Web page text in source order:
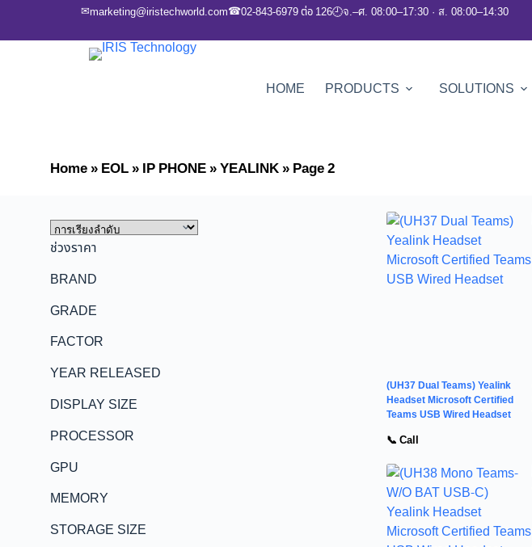
✉marketing@iristechworld.com☎02-843-6979 ต่อ 126🕘จ.–ศ. 08:00–17:30 · ส. 08:00–14:30
HOME PRODUCTS SOLUTIONS
Home»EOL»IP PHONE»YEALINK»Page 2
ช่วงราคา
BRAND
GRADE
FACTOR
YEAR RELEASED
DISPLAY SIZE
PROCESSOR
GPU
MEMORY
STORAGE SIZE
(UH37 Dual Teams) Yealink
Headset Microsoft Certified
Teams USB Wired Headset
📞 Call